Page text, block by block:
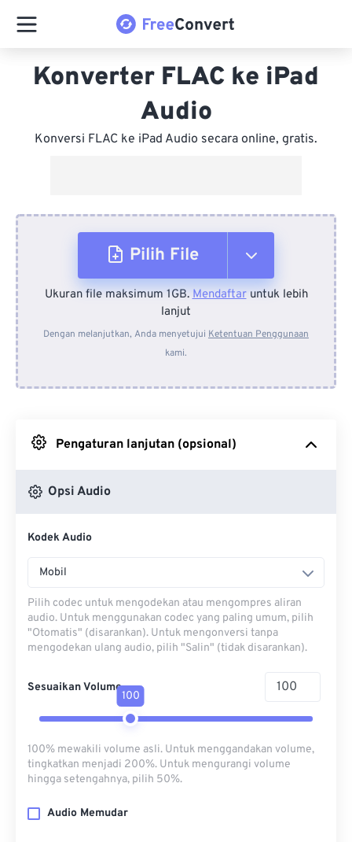
Konverter FLAC ke iPad
Audio
Konversi FLAC ke iPad Audio secara online, gratis.
Pilih File
Dari Perangkat
Dari Dropbox
Ukuran file maksimum 1GB.Mendaftaruntuk lebih
lanjut
Dengan melanjutkan, Anda menyetujui Ketentuan Penggunaan
kami.
Pengaturan lanjutan (opsional)
Opsi Audio
Kodek Audio
Mobil
Pilih codec untuk mengodekan atau mengompres aliran
audio. Untuk menggunakan codec yang paling umum, pilih
"Otomatis" (disarankan). Untuk mengonversi tanpa
mengodekan ulang audio, pilih "Salin" (tidak disarankan).
Sesuaikan Volume
100
100% mewakili volume asli. Untuk menggandakan volume,
tingkatkan menjadi 200%. Untuk mengurangi volume
hingga setengahnya, pilih 50%.
Audio Memudar